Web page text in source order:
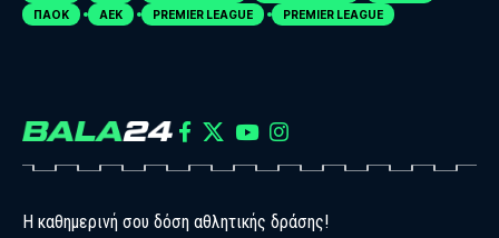
ΠΑΟΚ
ΑΕΚ PREMIER LEAGUE PREMIER LEAGUE
Η καθημερινή σου δόση αθλητικής δράσης!